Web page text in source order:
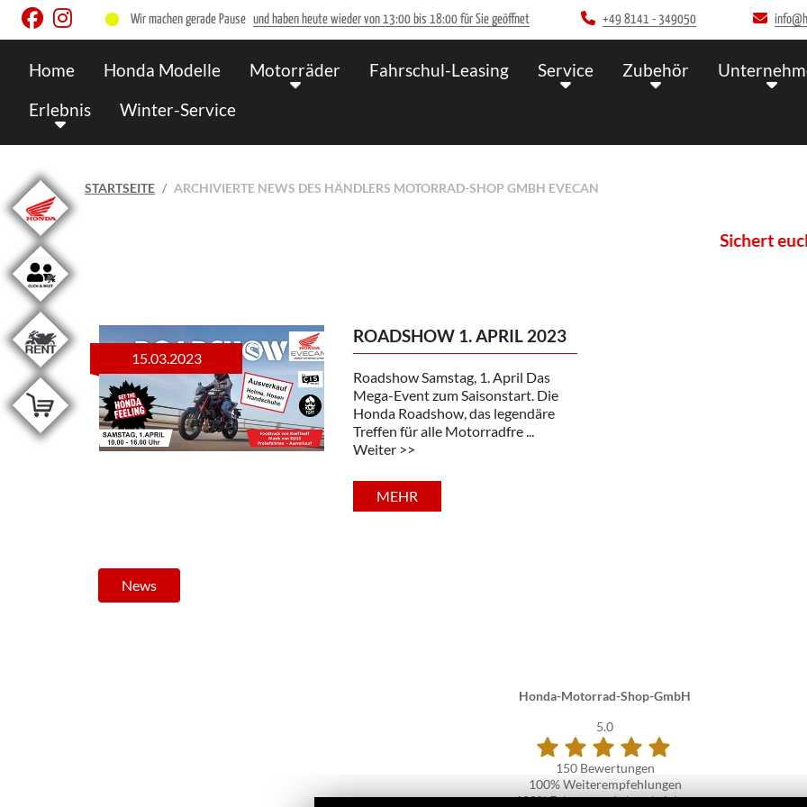
Wir machen gerade Pause und haben heute wieder von 13:00 bis 18:00 für Sie geöffnet +49 8141 - 349050
Home Honda Modelle Motorräder Fahrschul-Leasing Service Zubehör
Erlebnis
Winter-Service
STARTSEITE ARCHIVIERTE NEWS DES HÄNDLERS MOTORRAD-SHOP GMBH EVECAN
Sichert euch
15.03.2023
ROADSHOW 1. APRIL 2023
Roadshow Samstag, 1. April Das
Mega-Event zum Saisonstart. Die
Honda Roadshow, das legendäre
Treffen für alle Motorradfre ...
Weiter >>
MEHR
News
Honda-Motorrad-Shop-GmbH
5.0
150 Bewertungen
100%Weiterempfehlungen
100%Fahrzeug wie beschrieben